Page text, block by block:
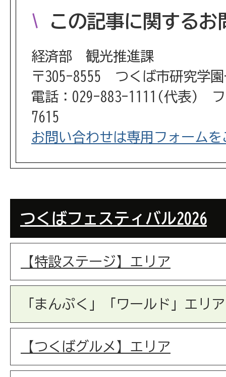
この記事に関するお
経済部 観光推進課
〒305-8555 つくば市研究学園
電話：029-883-1111(代表)
7615
お問い合わせは専用フォーム
つくばフェスティバル2026
【特設ステージ】エリア
「まんぷく」「ワールド」エリア
【つくばグルメ】エリア